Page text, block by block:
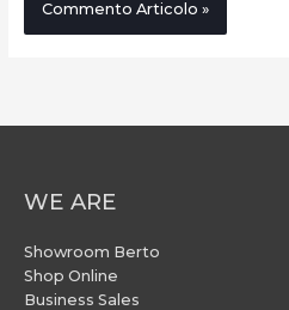
WE ARE
Showroom Berto
Shop Online
Business Sales